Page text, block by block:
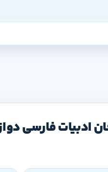
ادبیات فارسی